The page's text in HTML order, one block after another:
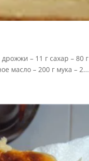
– 11 г сахар – 80 г
масло – 200 г мука – 2...